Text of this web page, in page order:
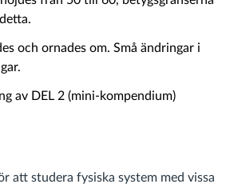
och ornades om. Små ändringar i
av DEL 2 (mini-kompendium)
att studera fysiska system med vissa